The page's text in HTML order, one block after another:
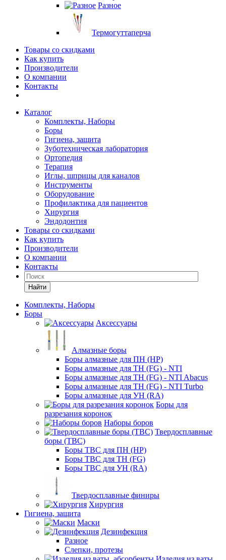
Разное
Термогуттаперча
Товары со скидками
Как купить
Производители
О компании
Контакты
Каталог
Комплекты, Наборы
Боры
Гигиена, защита
Зуботехническая лаборатория
Ортопедия
Терапия
Иглы, шприцы для каналов
Инструменты
Оборудование
Профилактика для пациентов
Хирургия
Эндодонтия
Товары со скидками
Как купить
Производители
О компании
Контакты
Найти
Комплекты, Наборы
Боры
Аксессуары
Алмазные боры
Боры алмазные для ПН (HP)
Боры алмазные для ТН (FG) - NTI
Боры алмазные для ТН (FG) - NTI Abacus
Боры алмазные для ТН (FG) - NTI Turbo
Боры алмазные для УН (RA)
Боры для
разрезания коронок
Наборы боров
Твердосплавные
боры (ТВС)
Боры ТВС для ПН (HP)
Боры ТВС для ТН (FG)
Боры ТВС для УН (RA)
Твердосплавные финиры
Хирургия
Гигиена, защита
Маски
Дезинфекция
Разное
Слепки, протезы